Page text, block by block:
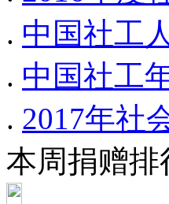
. 中国社工人
. 中国社工
. 2017年社
本周捐赠排